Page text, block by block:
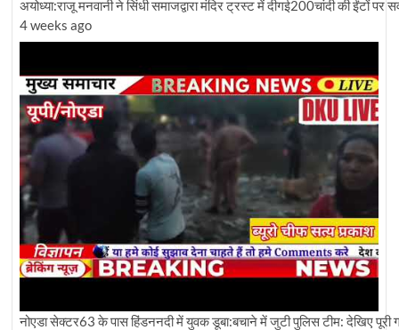
अयोध्या:राजू मनवानी ने सिंधी समाजद्वारा मंदिर ट्रस्ट में दीगई200चांदी की ईंटों पर
4 weeks ago
नोएडा सेक्टर63 के पास हिंडननदी में युवक डूबा:बचाने में जुटी पुलिस टीम: देखिए पूरी